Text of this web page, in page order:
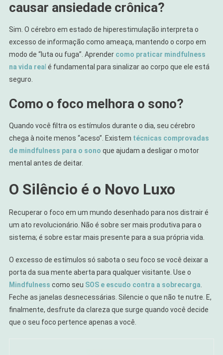
causar ansiedade crônica?
Sim. O cérebro em estado de hiperestimulação interpreta o
excesso de informação como ameaça, mantendo o corpo em
modo de “luta ou fuga”. Aprender como praticar mindfulness
na vida rea é fundamental para sinalizar ao corpo que ele está
seguro.
Como o foco melhora o sono?
Quando você filtra os estímulos durante o dia, seu cérebro
chega à noite menos “aceso”. Existem técnicas comprovadas
de mindfulness para o sono que ajudam a desligar o motor
mental antes de deitar.
O Silêncio é o Novo Luxo
Recuperar o foco em um mundo desenhado para nos distrair é
um ato revolucionário. Não é sobre ser mais produtiva para o
sistema; é sobre estar mais presente para a sua própria vida.
O excesso de estímulos só sabota o seu foco se você deixar a
porta da sua mente aberta para qualquer visitante. Use o
Mindfulness como seu SOS e escudo contra a sobrecarga
Feche as janelas desnecessárias. Silencie o que não te nutre. E,
finalmente, desfrute da clareza que surge quando você decide
que o seu foco pertence apenas a você.